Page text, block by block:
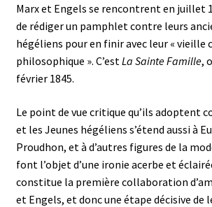
Marx et Engels se rencontrent en juillet
de rédiger un pamphlet contre leurs
hégéliens pour en finir avec leur « vieille
philosophique ». C’est La Sainte Famille,
février 1845.
Le point de vue critique qu’ils adoptent
et les Jeunes hégéliens s’étend aussi à
Proudhon, et à d’autres figures de la
font l’objet d’une ironie acerbe et
constitue la première collaboration
et Engels, et donc une étape décisive de